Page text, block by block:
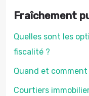
Fraîchement
Quelles sont les
fiscalité ?
Quand et
Courtiers